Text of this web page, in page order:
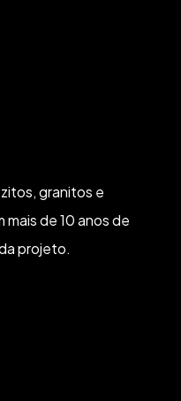
granitos e
de 10 anos de
projeto.